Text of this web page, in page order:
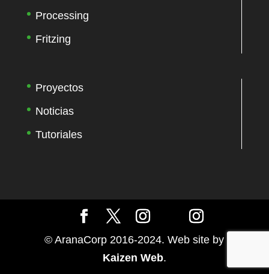
Processing
Fritzing
Proyectos
Noticias
Tutoriales
© AranaCorp 2016-2024. Web site by
Kaizen Web.